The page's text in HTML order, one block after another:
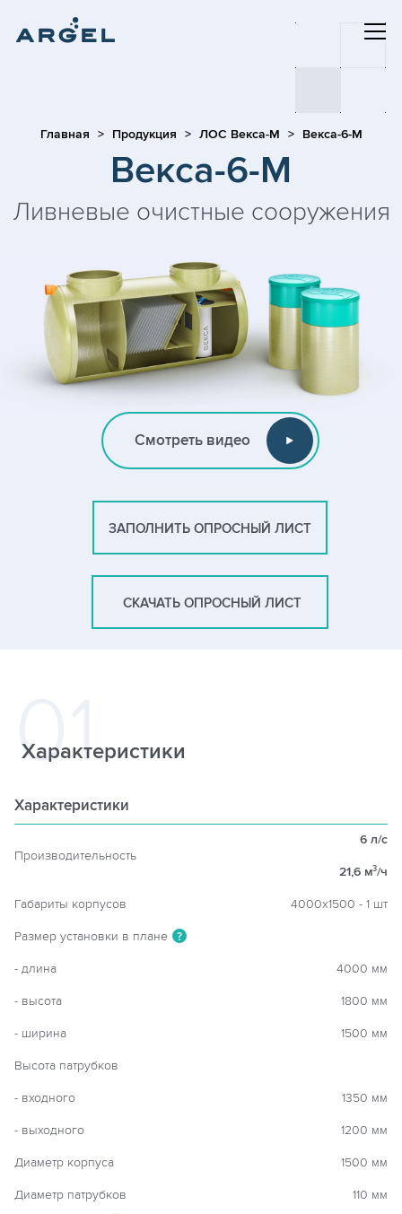
Главная Продукция ЛОС Векса-М Векса-6-М
Векса-6-М
Ливневые очистные сооружения
ЗАПОЛНИТЬ ОПРОСНЫЙ ЛИСТ
СКАЧАТЬ ОПРОСНЫЙ ЛИСТ
Смотреть видео
Характеристики
Характеристики
Производительность
6 л/с
21,6 м3/ч
Габариты корпусов 4000х1500 - 1 шт
Размер установки в плане ?
- длина 4000 мм
- высота 1800 мм
- ширина 1500 мм
Высота патрубков
- входного 1350 мм
- выходного 1200 мм
Диаметр корпуса 1500 мм
Диаметр патрубков 110 мм